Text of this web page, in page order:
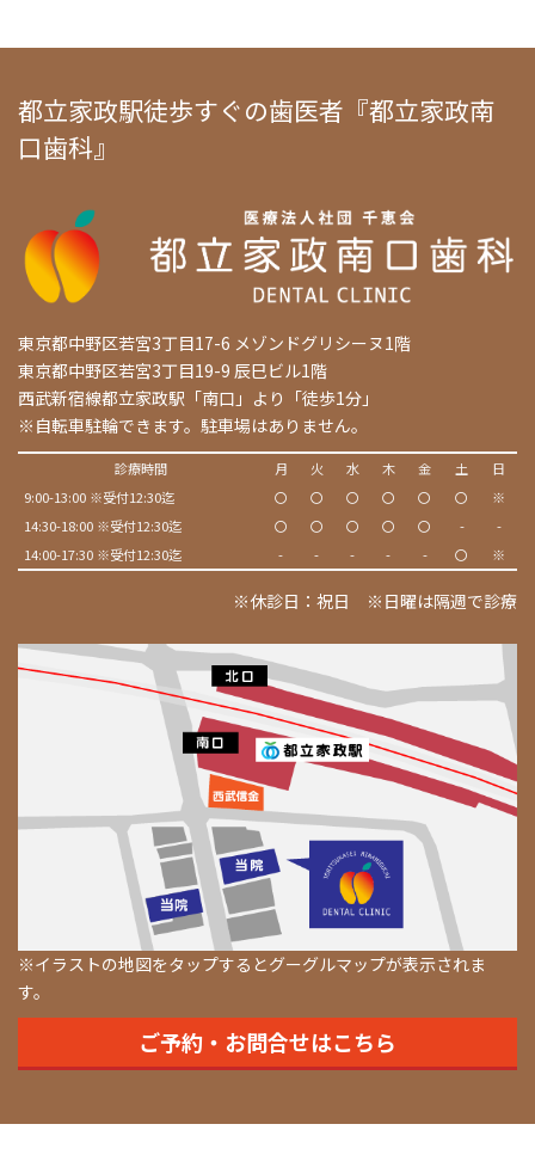
都立家政駅徒歩すぐの歯医者『都立家政南
口歯科』
東京都中野区若宮3丁目17-6 メゾンドグリシーヌ1階
東京都中野区若宮3丁目19-9 辰巳ビル1階
西武新宿線都立家政駅「南口」より「徒歩1分」
※自転車駐輪できます。駐車場はありません。
診療時間 月 火 水 木 金 土
日
9:00-13:00 ※受付12:30迄
〇 〇 〇 〇 〇 〇
※
14:30-18:00 ※受付12:30迄
〇 〇 〇 〇 〇 -
-
14:00-17:30 ※受付12:30迄
- - - - - 〇 ※
※休診日：祝日 ※日曜は隔週で診療
※イラストの地図をタップするとグーグルマップが表示されま
す。
ご予約・お問合せはこちら